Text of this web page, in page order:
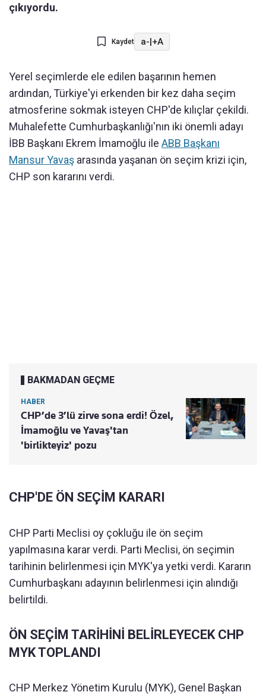
çıkıyordu.
Kaydet a-|+A
Yerel seçimlerde ele edilen başarının hemen
ardından, Türkiye'yi erkenden bir kez daha seçim
atmosferine sokmak isteyen CHP'de kılıçlar çekildi.
Muhalefette Cumhurbaşkanlığı'nın iki önemli adayı
İBB Başkanı Ekrem İmamoğlu ile ABB Başkanı
Mansur Yavaş arasında yaşanan ön seçim krizi için,
CHP son kararını verdi.
BAKMADAN GEÇME
HABER
CHP’de 3’lü zirve sona erdi! Özel,
İmamoğlu ve Yavaş'tan
'birlikteyiz' pozu
CHP'DE ÖN SEÇİM KARARI
CHP Parti Meclisi oy çokluğu ile ön seçim
yapılmasına karar verdi. Parti Meclisi, ön seçimin
tarihinin belirlenmesi için MYK'ya yetki verdi. Kararın
Cumhurbaşkanı adayının belirlenmesi için alındığı
belirtildi.
ÖN SEÇİM TARİHİNİ BELİRLEYECEK CHP
MYK TOPLANDI
CHP Merkez Yönetim Kurulu (MYK), Genel Başkan